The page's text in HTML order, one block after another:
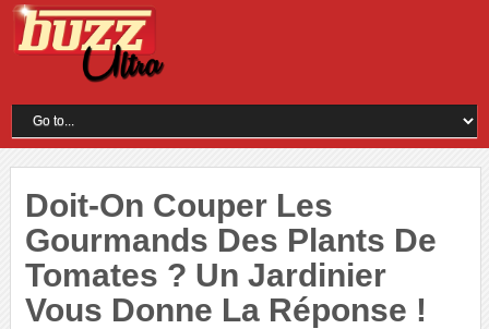
Doit-On Couper Les
Gourmands Des Plants De
Tomates ? Un Jardinier
Vous Donne La Réponse !